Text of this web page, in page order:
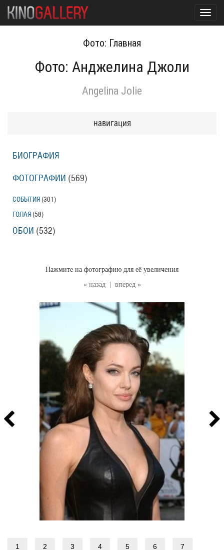
Фото: Главная
Фото: Анджелина Джоли
Angelina Jolie
« назад вперед »
Нажмите на фотографию для её увеличения
1 2 3 4 5 6 7
навигация
БИОГРАФИЯ
ФОТОГРАФИИ (569)
СОБЫТИЯ (301 )
ГОЛАЯ (58)
ОБОИ (532)